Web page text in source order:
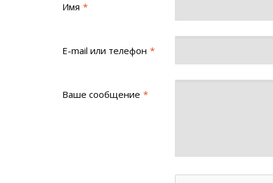
Имя
E-mail или телефон
Ваше сообщение